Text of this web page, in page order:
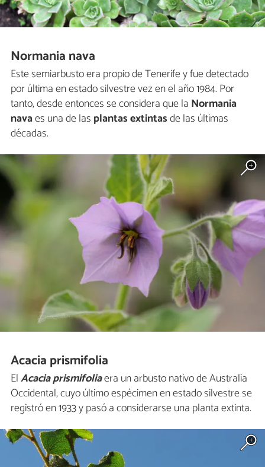
Normania nava
Este semiarbusto era propio de Tenerife y fue detectado
por última en estado silvestre vez en el año 1984. Por
tanto, desde entonces se considera que la Normania
navaes una de las plantas extintasde las últimas
décadas.
Acacia prismifolia
ElAcacia prismifoliaera un arbusto nativo de Australia
Occidental, cuyo último espécimen en estado silvestre se
registró en 1933 y pasó a considerarse una planta extinta.